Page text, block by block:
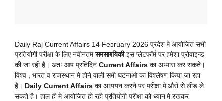
Daily Raj Current Affairs 14 February 2026 प्रदेश मे आयोजित सभी
प्रतियोगी परीक्षा के लिए नवीनतमसमसामयिकीइस प्लेटफॉर्म पर हमेशा प्रोवाइन्ड
की जा रही है। अतः आप प्रतिदिन Current Affairs का अभ्यास कर सकते।
विश्व , भारत व राजस्थान मे होने वाली सभी घटनाओ का विश्लेषण किया जा रहा
है। Daily Current Affairs का अध्ययन करने पर परीक्षा मे औरों से लीड ले
सकते है। हाल ही मे आयोजित हो रही प्रतियोगी परीक्षा को ध्यान मे रखकर